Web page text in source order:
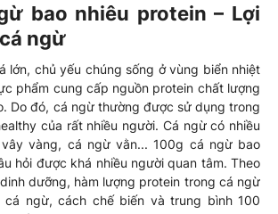
bao nhiêu protein – Lợi
ngừ
lớn, chủ yếu chúng sống ở vùng biển nhiệt
phẩm cung cấp nguồn protein chất lượng
Do đó, cá ngừ thường được sử dụng trong
của rất nhiều người. Cá ngừ có nhiều
vàng, cá ngừ vằn... 100g cá ngừ bao
hỏi được khá nhiều người quan tâm. Theo
dưỡng, hàm lượng protein trong cá ngừ
cá ngừ, cách chế biến và trung bình 100